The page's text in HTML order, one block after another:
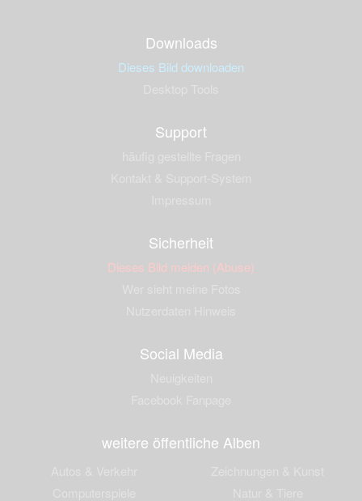
Downloads
Dieses Bild downloaden
Support
Sicherheit
Dieses Bild melden (Abuse)
Social Media
weitere öffentliche Alben